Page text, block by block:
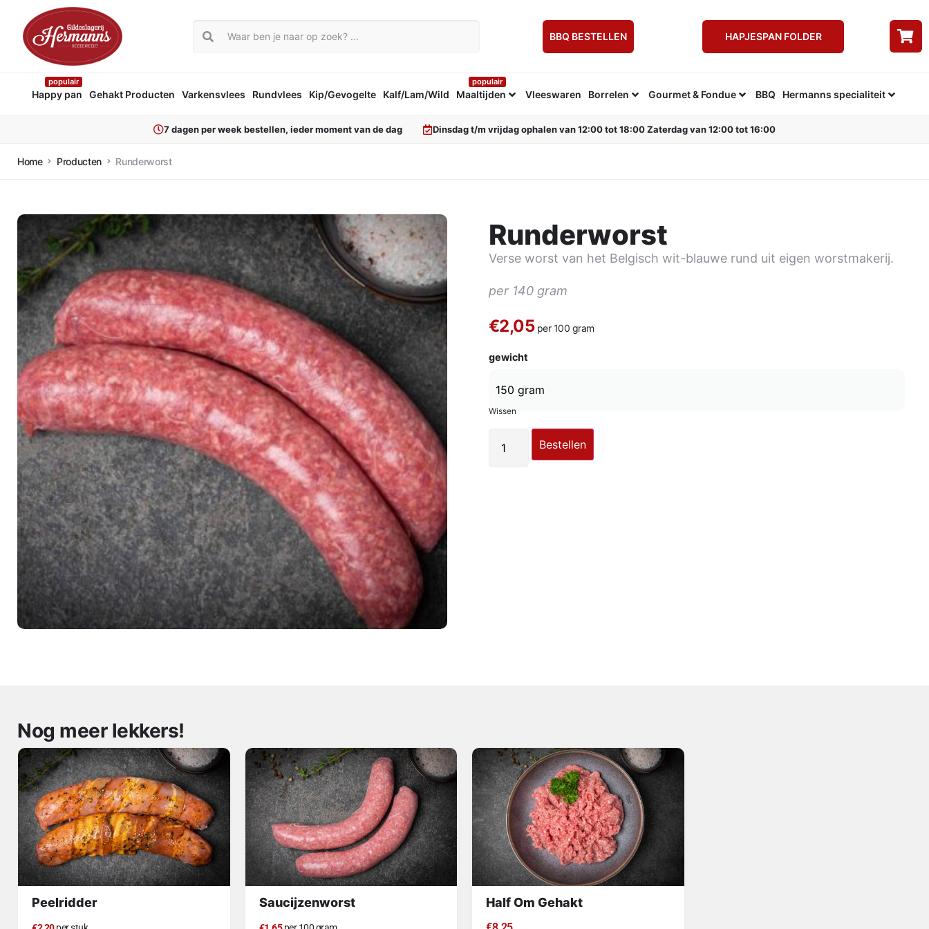
BBQ BESTELLEN HAPJESPAN FOLDER
Happy pan
populair
Gehakt Producten Varkensvlees Rundvlees Kip/Gevogelte Kalf/Lam/Wild Maaltijden
populair
Vleeswaren Borrelen Gourmet & Fondue BBQ Hermanns specialiteit
7 dagen per week bestellen, ieder moment van de dag Dinsdag t/m vrijdag ophalen van 12:00 tot 18:00 Zaterdag van 12:00 tot 16:00
Home Producten Runderworst
Runderworst
Verse worst van het Belgisch wit-blauwe rund uit eigen worstmakerij.
per 140 gram
€2,05per 100 gram
gewicht
Wissen
Bestellen
Nog meer lekkers!
Peelridder Saucijzenworst Half Om Gehakt